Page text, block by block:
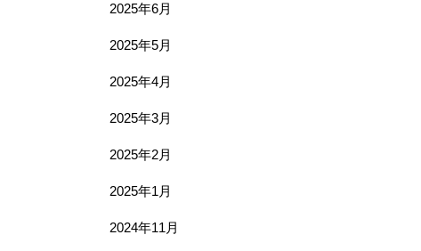
2025年6月
2025年5月
2025年4月
2025年3月
2025年2月
2025年1月
2024年11月